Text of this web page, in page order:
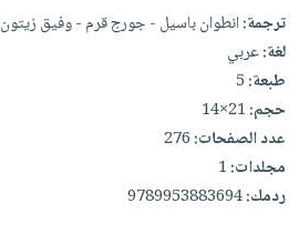
انشر
كتابك
تواصل
معنا
ترجمة:انطوان باسيل - جورج قرم - وفيق زيتون
لغة:عربي
طبعة:5
حجم:21×14
عدد الصفحات:276
مجلدات:1
ردمك:9789953883694